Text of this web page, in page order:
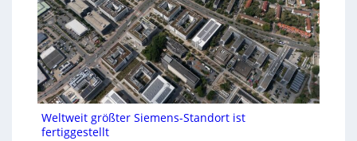
Weltweit größter Siemens-Standort ist
fertiggestellt